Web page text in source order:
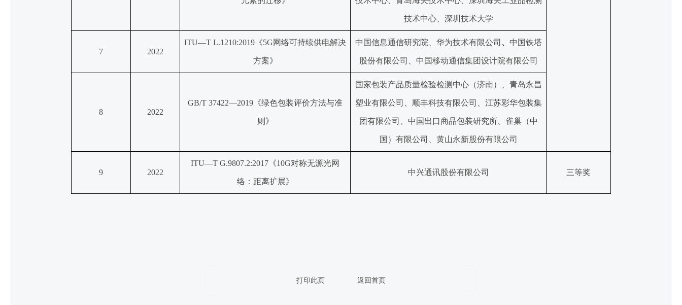
技术中心、深圳技术大学
7 2022
ITU—T L.1210:2019《5G网络可持续供电解决
方案》
中国信息通信研究院、华为技术有限公司 、 中国铁塔
股份有限公司、中国移动通信集团设计院有限公司
8 2022
GB/T 37422—2019《绿色包装评价方法与准
则》
国家包装产品质量检验检测中心（济南）、青岛永昌
塑业有限公司、顺丰科技有限公司、江苏彩华包装集
团有限公司、中国出口商品包装研究所、雀巢（中
国）有限公司、黄山永新股份有限公司
9 2022
ITU—T G.9807.2:2017《10G对称无源光网
络：距离扩展》
中兴通讯股份有限公司 三等奖
打印此页 返回首页